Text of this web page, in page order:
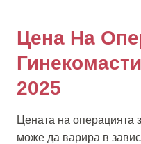
Цена На
2025
Цената на операцията
може да варира в